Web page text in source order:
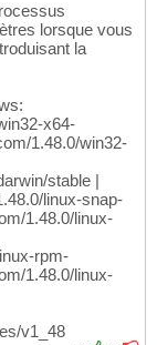
lorsque vous
la
x64-
1.48.0/win32-
stable |
linux-snap-
1.48.0/linux-
rpm-
1.48.0/linux-
v1_48